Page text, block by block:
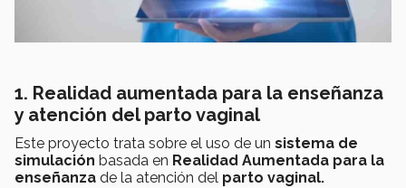
1. Realidad aumentada para la enseñanza
y atención del parto vaginal
Este proyecto trata sobre el uso de un sistema de
simulación basada en Realidad Aumentada para la
enseñanza de la atención del parto vaginal.